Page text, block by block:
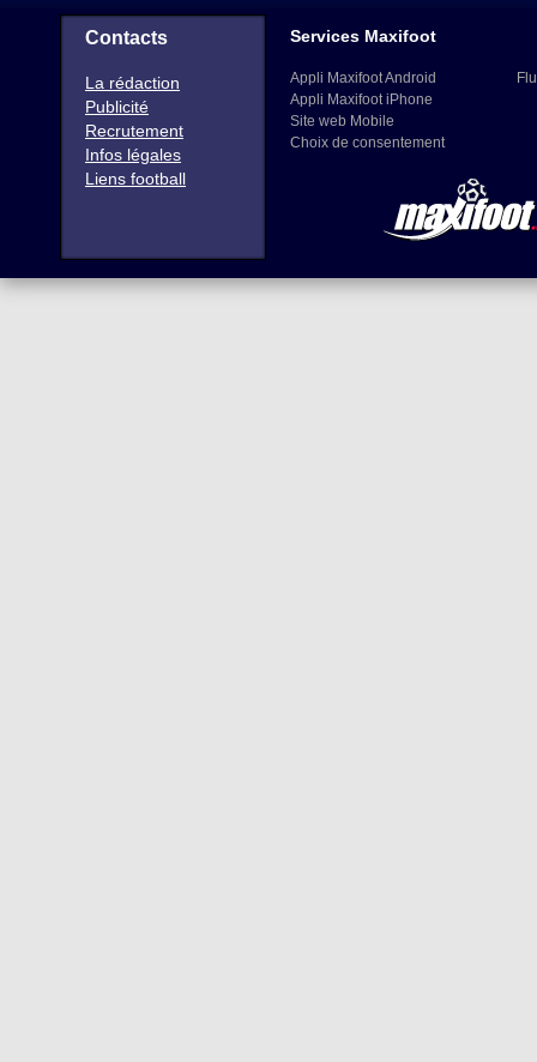
Contacts
La rédaction
Publicité
Recrutement
Infos légales
Liens football
Services Maxifoot
Appli Maxifoot Android
Appli Maxifoot iPhone
Site web Mobile
Choix de consentement